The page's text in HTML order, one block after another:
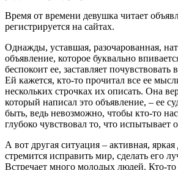
Время от времени девушка читает
регистрируется на сайтах.
Однажды, уставшая, разочарованная,
объявление, которое буквально
беспокоит ее, заставляет почувствовать
Ей кажется, кто-то прочитал все ее
нескольких строчках их описать. Она
который написал это объявление, – ее
быть, ведь невозможно, чтобы кто-то
глубоко чувствовал то, что испытывает
А вот другая ситуация – активная,
стремится исправить мир, сделать его
Встречает много молодых людей. Кто-то